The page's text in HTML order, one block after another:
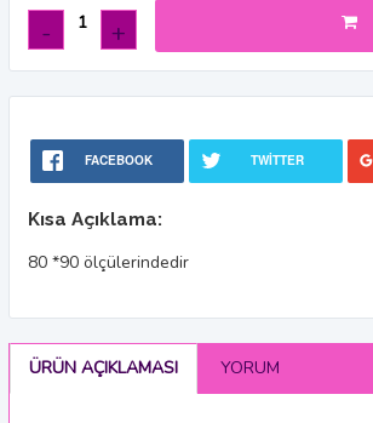
- +
FACEBOOK TWITTER
Kısa Açıklama:
80 *90 ölçülerindedir
ÜRÜN AÇIKLAMASI YORUM